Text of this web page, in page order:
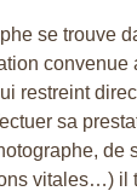
se trouve
convenue
restreint
sa
de
vitales…) il